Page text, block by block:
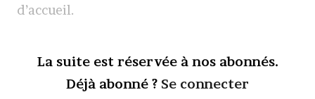
d’accueil.
La suite est réservée à nos abonnés.
Déjà abonné ? Se connecter